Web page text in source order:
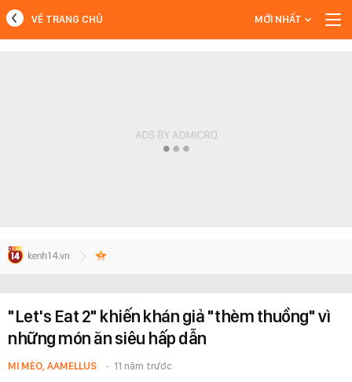
VỀ TRANG CHỦ MỚI NHẤT
"Let's Eat 2" khiến khán giả "thèm thuồng" vì
những món ăn siêu hấp dẫn
MI MÈO, AAMELLUS 11 năm trước